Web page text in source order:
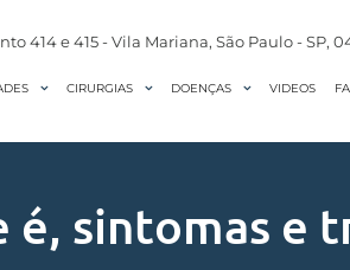
414 e 415 - Vila Mariana, São Paulo - SP,
CIRURGIAS DOENÇAS VIDEOS
é, sintomas e